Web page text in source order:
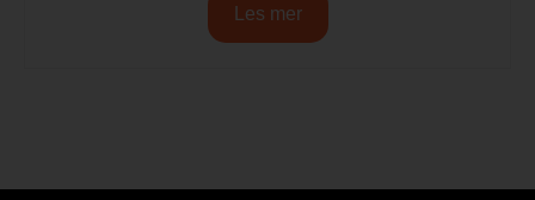
Les mer